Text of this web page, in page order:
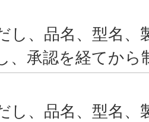
し、品名、型名
、承認を経てから
し、品名、型名